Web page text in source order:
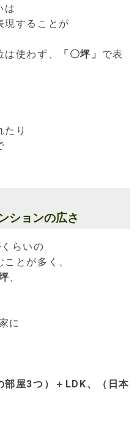
は
現することが
使わず、
「〇坪」 で表
り
ションの広さ
くらいの
とが多く、
に
部屋3つ）＋LDK、（日本